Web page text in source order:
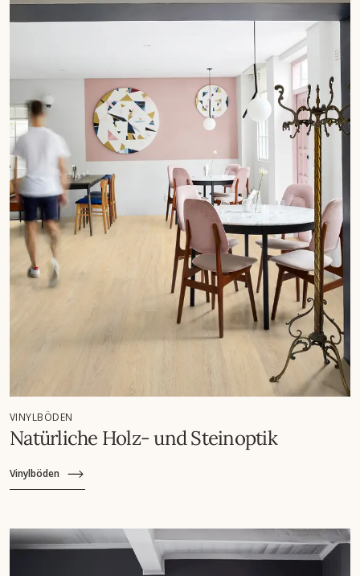
VINYLBÖDEN
Natürliche Holz- und Steinoptik
Vinylböden